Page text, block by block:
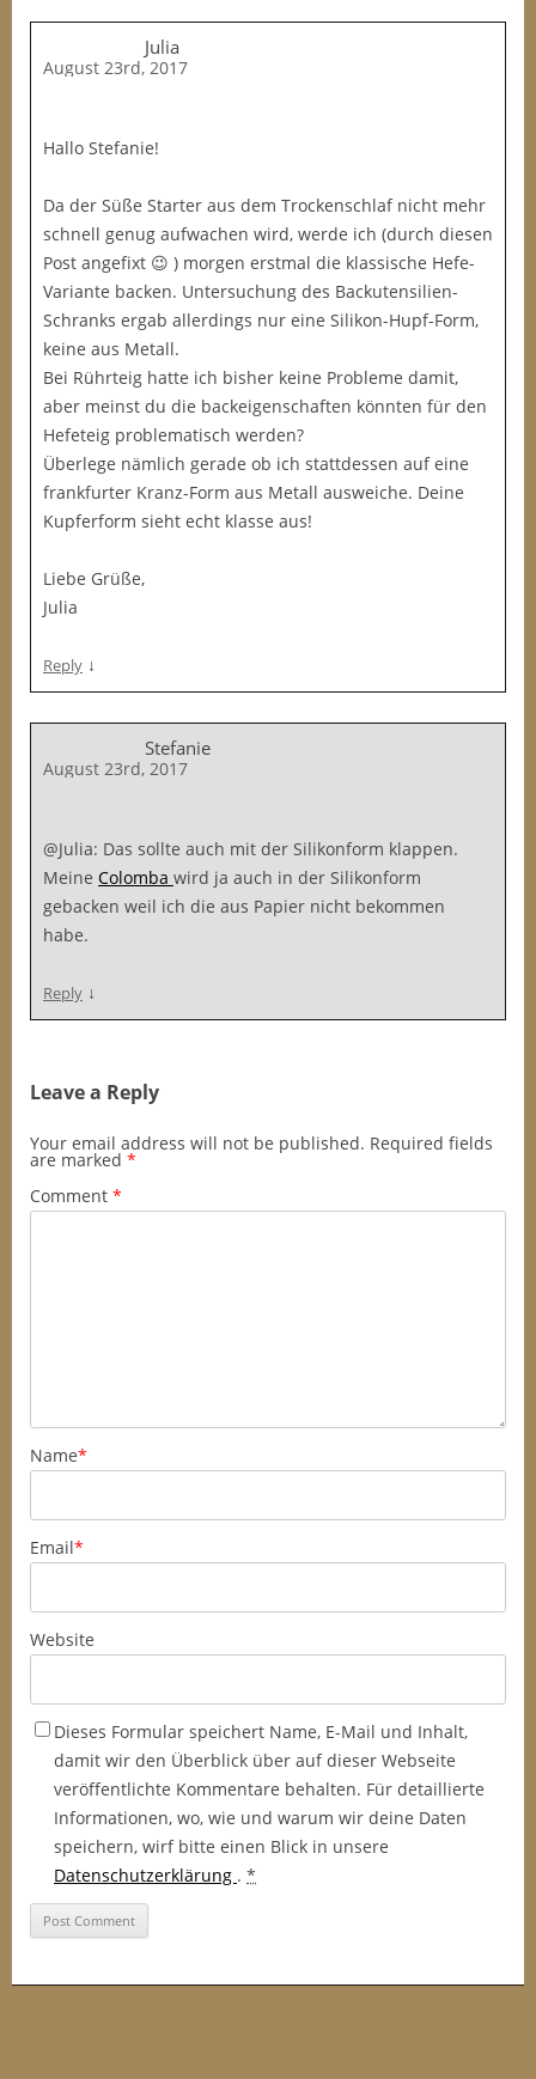
Julia
August 23rd, 2017
Hallo Stefanie!
Da der Süße Starter aus dem Trockenschlaf nicht mehr
schnell genug aufwachen wird, werde ich (durch diesen
Post angefixt 😉 ) morgen erstmal die klassische Hefe-
Variante backen. Untersuchung des Backutensilien-
Schranks ergab allerdings nur eine Silikon-Hupf-Form,
keine aus Metall.
Bei Rührteig hatte ich bisher keine Probleme damit,
aber meinst du die backeigenschaften könnten für den
Hefeteig problematisch werden?
Überlege nämlich gerade ob ich stattdessen auf eine
frankfurter Kranz-Form aus Metall ausweiche. Deine
Kupferform sieht echt klasse aus!
Liebe Grüße,
Julia
Reply ↓
Stefanie
August 23rd, 2017
@Julia: Das sollte auch mit der Silikonform klappen.
Meine Colomba wird ja auch in der Silikonform
gebacken weil ich die aus Papier nicht bekommen
habe.
Reply ↓
Leave a Reply
Your email address will not be published. Required fields
are marked *
Comment *
Name*
Email*
Website
Dieses Formular speichert Name, E-Mail und Inhalt,
damit wir den Überblick über auf dieser Webseite
veröffentlichte Kommentare behalten. Für detaillierte
Informationen, wo, wie und warum wir deine Daten
speichern, wirf bitte einen Blick in unsere
Datenschutzerklärung . *